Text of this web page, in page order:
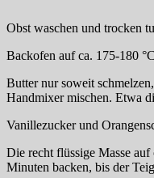
Obst waschen und trocken
Backofen auf ca. 175-180
Butter nur soweit
Handmixer mischen. Etwa
Vanillezucker und
Die recht flüssige Masse
Minuten backen, bis der